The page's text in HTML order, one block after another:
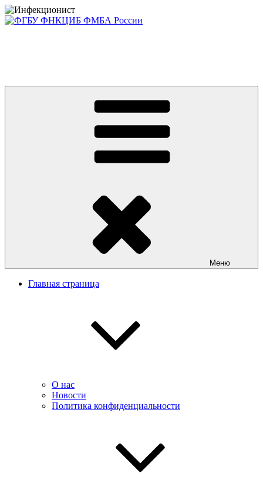
Перейти
к
Меню
Главная страница
О нас
Новости
Политика конфиденциальности